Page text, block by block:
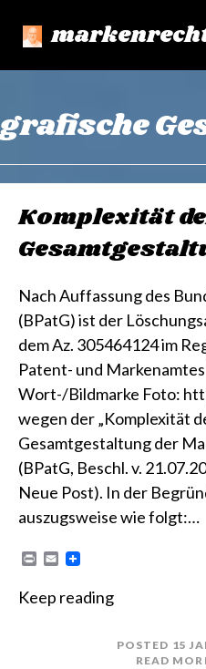
grafische
Komplexität
Nach Auffassung des
(BPatG) ist der
dem Az. 305464124 im
Patent- und
Wort-/Bildmarke Foto:
wegen der „Komplexität
Gesamtgestaltung der
(BPatG, Beschl. v.
Neue Post). In der
auszugsweise wie folgt:…
n
E
i
Keep reading
POSTED 15
READ